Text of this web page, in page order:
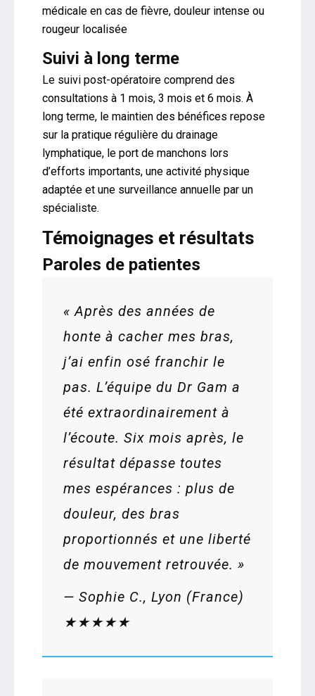
médicale en cas de fièvre, douleur intense ou
rougeur localisée
Suivi à long terme
Le suivi post-opératoire comprend des
consultations à 1 mois, 3 mois et 6 mois. À
long terme, le maintien des bénéfices repose
sur la pratique régulière du drainage
lymphatique, le port de manchons lors
d’efforts importants, une activité physique
adaptée et une surveillance annuelle par un
spécialiste.
Témoignages et résultats
Paroles de patientes
« Après des années de
honte à cacher mes bras,
j’ai enfin osé franchir le
pas. L’équipe du Dr Gam a
été extraordinairement à
l’écoute. Six mois après, le
résultat dépasse toutes
mes espérances : plus de
douleur, des bras
proportionnés et une liberté
de mouvement retrouvée. »
— Sophie C., Lyon (France)
★★★★★